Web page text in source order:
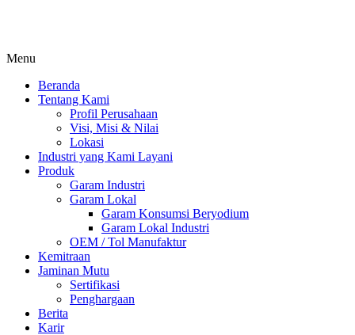
Menu
Beranda
Tentang Kami
Profil Perusahaan
Visi, Misi & Nilai
Lokasi
Industri yang Kami Layani
Produk
Garam Industri
Garam Lokal
Garam Konsumsi Beryodium
Garam Lokal Industri
OEM / Tol Manufaktur
Kemitraan
Jaminan Mutu
Sertifikasi
Penghargaan
Berita
Karir